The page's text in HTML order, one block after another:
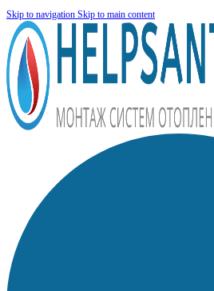
Skip to navigation Skip to main content